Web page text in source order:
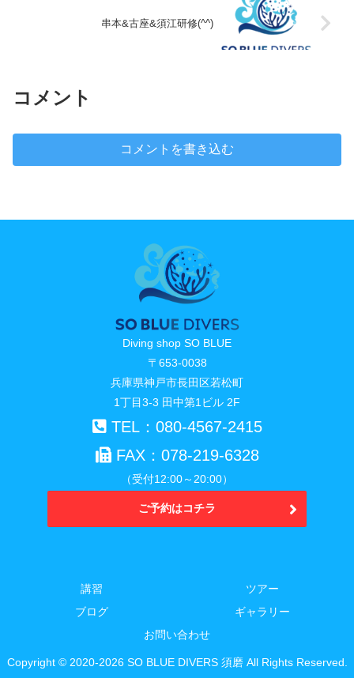
串本&古座&須江研修(^^)
コメント
コメントを書き込む
Diving shop SO BLUE
〒653-0038
兵庫県神戸市長田区若松町
1丁目3-3 田中第1ビル 2F
TEL：080-4567-2415
FAX：078-219-6328
（受付12:00～20:00）
ご予約はコチラ
講習
ツアー
ブログ
ギャラリー
お問い合わせ
Copyright © 2020-2026 SO BLUE DIVERS 須磨 All Rights Reserved.